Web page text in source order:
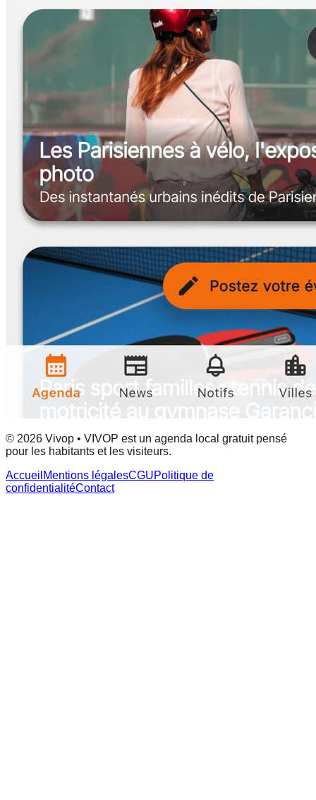
© 2026 Vivop • VIVOP est un agenda local gratuit pensé
pour les habitants et les visiteurs.
Accueil Mentions légalesCGUPolitique de
confidentialitéContact